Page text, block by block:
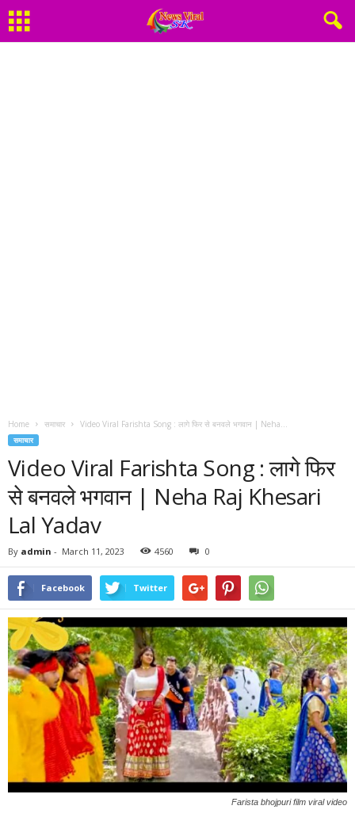
Home समाचार Video Viral Farishta Song : लागे फिर से बनवले भगवान | Neha...
समाचार
Video Viral Farishta Song : लागे फिर
से बनवले भगवान | Neha Raj Khesari
Lal Yadav
By admin - March 11, 2023 4560 0
Facebook Twitter
Farista bhojpuri film viral video